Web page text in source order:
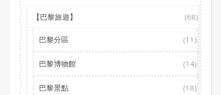
【巴黎旅遊】 (68)
巴黎分區 (11)
巴黎博物館 (14)
巴黎景點 (18)